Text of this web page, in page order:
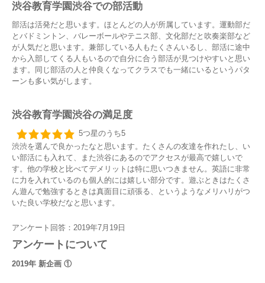
渋谷教育学園渋谷での部活動
部活は活発だと思います。ほとんどの人が所属しています。運動部だ
とバドミントン、バレーボールやテニス部、文化部だと吹奏楽部など
が人気だと思います。兼部している人もたくさんいるし、部活に途中
から入部してくる人もいるので自分に合う部活が見つけやすいと思い
ます。同じ部活の人と仲良くなってクラスでも一緒にいるというパタ
ーンも多い気がします。
渋谷教育学園渋谷の満足度
5つ星のうち5
渋渋を選んで良かったなと思います。たくさんの友達を作れたし、い
い部活にも入れて、また渋谷にあるのでアクセスが最高で嬉しいで
す。他の学校と比べてデメリットは特に思いつきません。英語に非常
に力を入れているのも個人的には嬉しい部分です。遊ぶときはたくさ
ん遊んで勉強するときは真面目に頑張る、というようなメリハリがつ
いた良い学校だなと思います。
アンケート回答：2019年7月19日
アンケートについて
2019年 新企画 ①